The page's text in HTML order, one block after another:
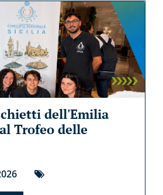
dell'Emilia
Trofeo delle